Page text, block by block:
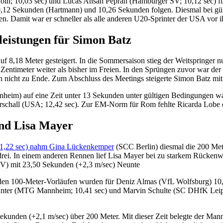
Sekunden (Hartmann) und 10,26 Sekunden folgen. Diesmal bei
Damit war er schneller als alle anderen U20-Sprinter der USA vor
für Simon Batz
Meter gesteigert. In die Sommersaison stieg der Weitspringer
weiter als bisher im Freien. In den Sprüngen zuvor war
zu Ende. Zum Abschluss des Meetings steigerte Simon Batz
auf eine Zeit unter 13 Sekunden unter gültigen Bedingungen
(USA; 12,42 sec). Zur EM-Norm für Rom fehlte Ricarda Lobe
Lisa Mayer
sec) nahm Gina Lückenkemper(SCC Berlin) diesmal die 200
In einem anderen Rennen lief Lisa Mayer bei zu starkem
mit 23,50 Sekunden (+2,3 m/sec) Neunte
100-Meter-Vorläufen wurden für Deniz Almas (VfL Wolfsburg)
(MTG Mannheim; 10,41 sec) und Marvin Schulte (SC DHfK
(+2,1 m/sec) über 200 Meter. Mit dieser Zeit belegte der